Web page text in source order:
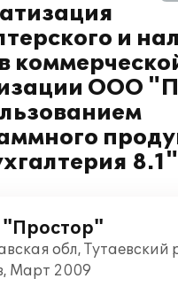
и
ООО
8.1"
обл, Тутаевский
Март 2009